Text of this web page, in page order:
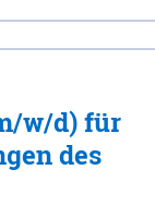
w/d) für
des